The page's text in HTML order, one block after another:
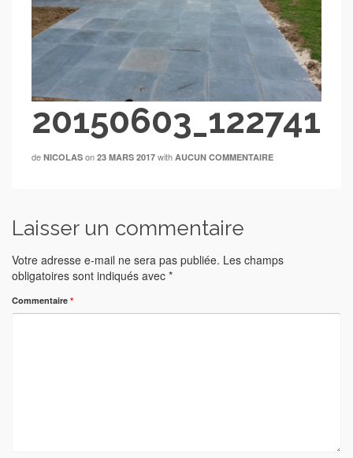
20150603_122741
de NICOLAS on 23 MARS 2017 with AUCUN COMMENTAIRE
Laisser un commentaire
Votre adresse e-mail ne sera pas publiée. Les champs
obligatoires sont indiqués avec *
Commentaire *